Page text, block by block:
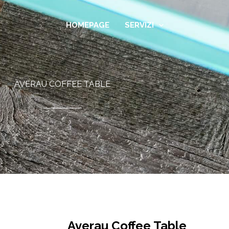
HOMEPAGE SERVIZI
AVERAU COFFEE TABLE
Averau Coffee Table